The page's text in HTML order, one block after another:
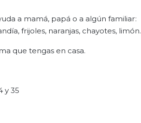
a mamá, papá o a algún familiar:
frijoles, naranjas, chayotes, limón.
que tengas en casa.
y 35